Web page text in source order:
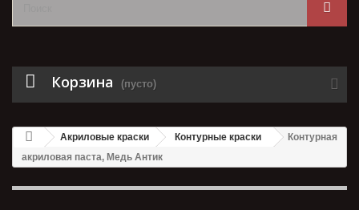
Корзина (пусто)
Акриловые краски Контурные краски
Контурная
акриловая паста, Медь Антик